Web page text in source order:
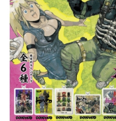
カプセルトイ
販促用空カプセル
レンタル
景品・玩具・文具
販促用カプセルトイ